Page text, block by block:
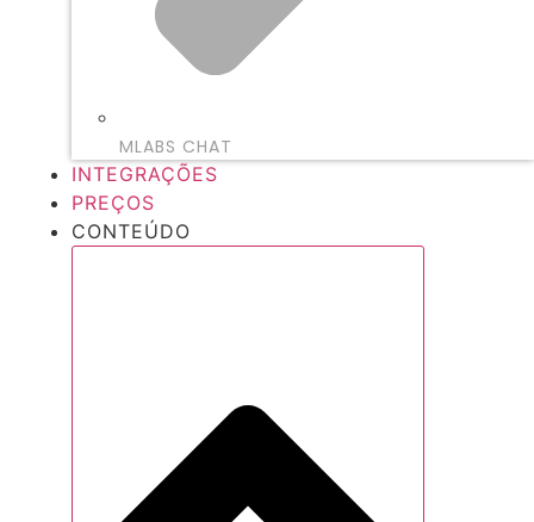
MLABS CHAT
INTEGRAÇÕES
PREÇOS
CONTEÚDO